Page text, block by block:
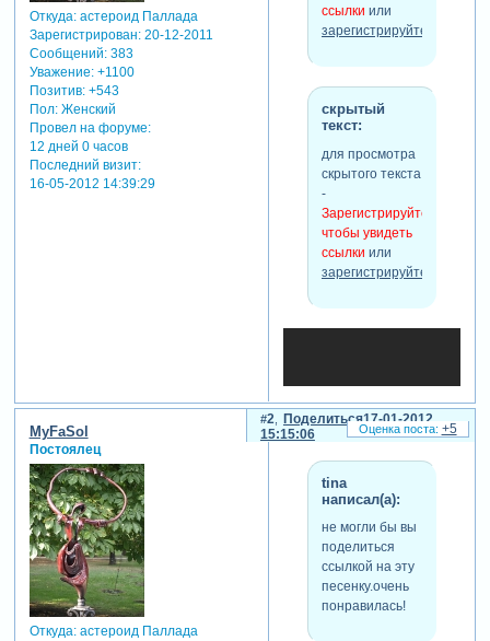
Откуда:астероид Паллада
Зарегистрирован: 20-12-2011
Сообщений:383
Уважение: +1100
Позитив: +543
Пол:Женский
Провел на форуме:
12 дней 0 часов
Последний визит:
16-05-2012 14:39:29
ссылки или
зарегистрируйтесь
скрытый
текст:
для просмотра
скрытого текста
-
Зарегистрируйтесь,
чтобы увидеть
ссылки или
зарегистрируйтесь
Поделиться
2
17-01-2012
15:15:06
MyFaSol
Постоялец
Откуда:астероид Паллада
tina
написал(а):
не могли бы вы
поделиться
ссылкой на эту
песенку.очень
понравилась!
+5